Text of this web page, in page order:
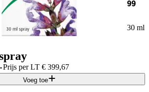
99
30 ml
·Prijs per LT € 399,67
Voeg toe